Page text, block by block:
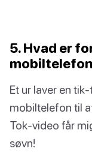
5. Hvad er
Et ur laver en
mobiltelefon til
Tok-video får
søvn!